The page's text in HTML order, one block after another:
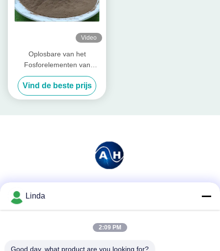
Video
Oplosbare van het
Fosforelementen van
Poederaminozuur Chelated
Mineralen de Basismeststof
Vind de beste prijs
Linda
2:09 PM
Good day, what product are you looking for?